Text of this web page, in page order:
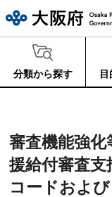
分類から探す
審査機能強
援給付審査
コードおよ